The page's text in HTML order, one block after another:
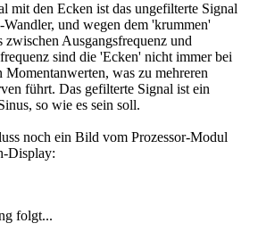
mit den Ecken ist das ungefilterte Signal
und wegen dem 'krummen'
zwischen Ausgangsfrequenz und
sind die 'Ecken' nicht immer bei
Momentanwerten, was zu mehreren
führt. Das gefilterte Signal ist ein
so wie es sein soll.
noch ein Bild vom Prozessor-Modul
Display:
folgt...